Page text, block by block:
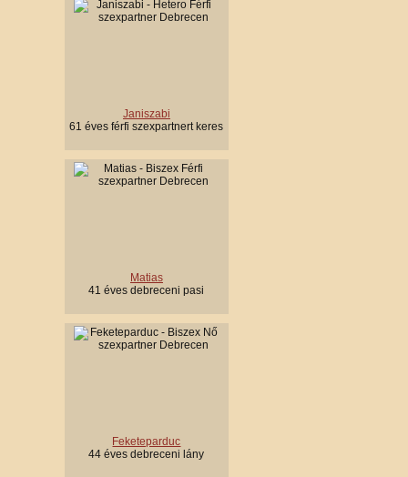
Janiszabi
61 éves férfi szexpartnert keres
Matias
41 éves debreceni pasi
Feketeparduc
44 éves debreceni lány